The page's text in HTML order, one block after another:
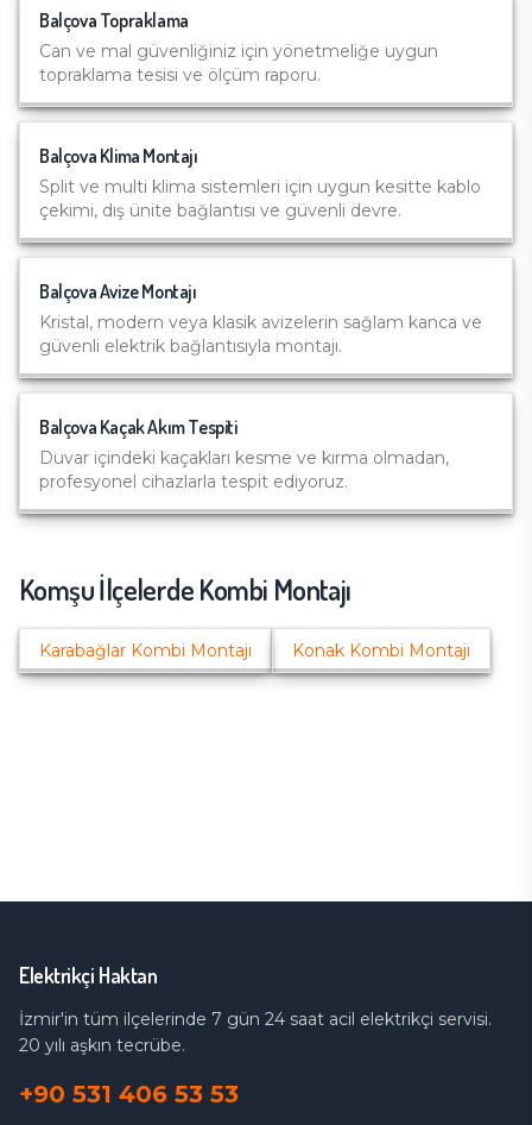
Balçova Topraklama
Can ve mal güvenliğiniz için yönetmeliğe uygun
topraklama tesisi ve ölçüm raporu.
Balçova Klima Montajı
Split ve multi klima sistemleri için uygun kesitte kablo
çekimi, dış ünite bağlantısı ve güvenli devre.
BalçovaAvize Montajı
Kristal, modern veya klasik avizelerin sağlam kanca ve
güvenli elektrik bağlantısıyla montajı.
Balçova Kaçak Akım Tespiti
Duvar içindeki kaçakları kesme ve kırma olmadan,
profesyonel cihazlarla tespit ediyoruz.
Komşu İlçelerdeKombi Montajı
Karabağlar Kombi Montajı Konak Kombi Montajı
Elektrikçi Haktan
İzmir'in tüm ilçelerinde 7 gün 24 saat acil elektrikçi servisi.
20 yılı aşkın tecrübe.
+90 531 406 53 53